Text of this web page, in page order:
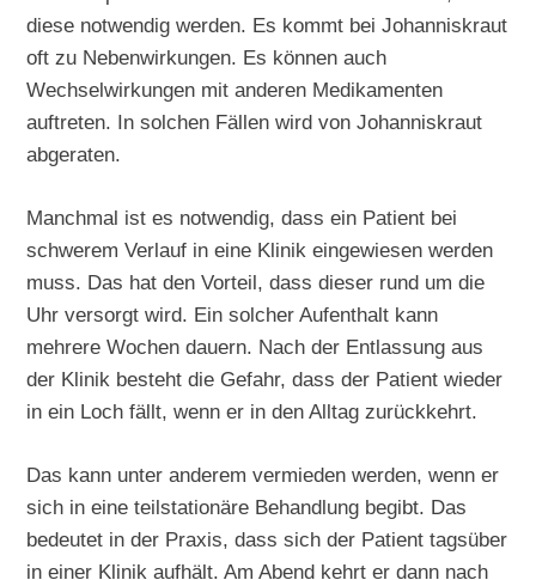
diese notwendig werden. Es kommt bei Johanniskraut
oft zu Nebenwirkungen. Es können auch
Wechselwirkungen mit anderen Medikamenten
auftreten. In solchen Fällen wird von Johanniskraut
abgeraten.
Manchmal ist es notwendig, dass ein Patient bei
schwerem Verlauf in eine Klinik eingewiesen werden
muss. Das hat den Vorteil, dass dieser rund um die
Uhr versorgt wird. Ein solcher Aufenthalt kann
mehrere Wochen dauern. Nach der Entlassung aus
der Klinik besteht die Gefahr, dass der Patient wieder
in ein Loch fällt, wenn er in den Alltag zurückkehrt.
Das kann unter anderem vermieden werden, wenn er
sich in eine teilstationäre Behandlung begibt. Das
bedeutet in der Praxis, dass sich der Patient tagsüber
in einer Klinik aufhält. Am Abend kehrt er dann nach